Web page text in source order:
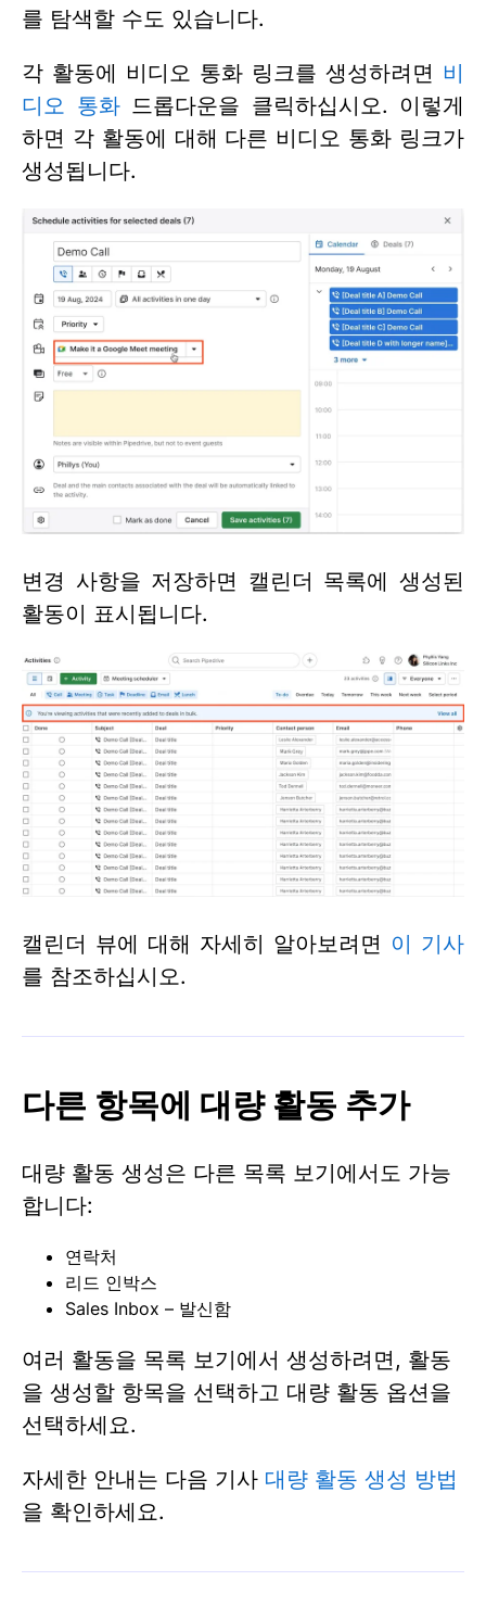
를 탐색할 수도 있습니다.
각 활동에 비디오 통화 링크를 생성하려면 비
디오 통화드롭다운을 클릭하십시오. 이렇게
하면 각 활동에 대해 다른 비디오 통화 링크가
생성됩니다.
변경 사항을 저장하면 캘린더 목록에 생성된
활동이 표시됩니다.
캘린더 뷰에 대해 자세히 알아보려면 이 기사
를 참조하십시오.
다른 항목에 대량 활동 추가
대량 활동 생성은 다른 목록 보기에서도 가능
합니다:
연락처
리드 인박스
Sales Inbox – 발신함
여러 활동을 목록 보기에서 생성하려면, 활동
을 생성할 항목을 선택하고 대량 활동 옵션을
선택하세요.
자세한 안내는 다음 기사 대량 활동 생성 방법
을 확인하세요.